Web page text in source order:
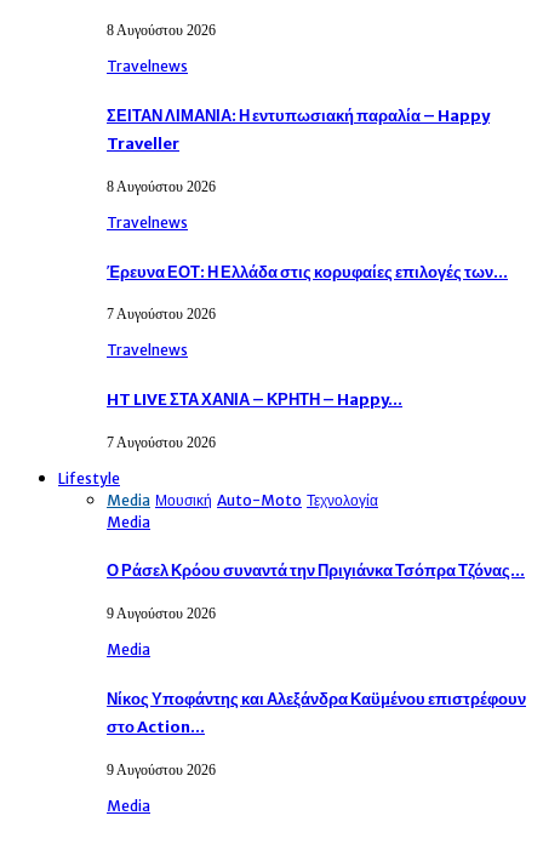
8 Αυγούστου 2026
Travelnews
ΣΕΙΤΑΝ ΛΙΜΑΝΙΑ: Η εντυπωσιακή παραλία – Happy
Traveller
8 Αυγούστου 2026
Travelnews
Έρευνα ΕΟΤ: Η Ελλάδα στις κορυφαίες επιλογές των…
7 Αυγούστου 2026
Travelnews
HT LIVE ΣΤΑ ΧΑΝΙΑ – ΚΡΗΤΗ – Happy…
7 Αυγούστου 2026
Lifestyle
Media Μουσική Auto-Moto Τεχνολογία
Media
Ο Ράσελ Κρόου συναντά την Πριγιάνκα Τσόπρα Τζόνας…
9 Αυγούστου 2026
Media
Νίκος Υποφάντης και Αλεξάνδρα Καϋμένου επιστρέφουν
στο Action…
9 Αυγούστου 2026
Media